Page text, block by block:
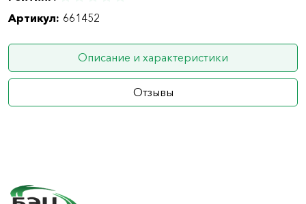
Артикул: 661452
Описание и характеристики
Отзывы